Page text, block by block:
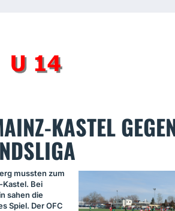
KASTEL
mussten zum
Kastel. Bei
sahen die
Spiel. DerOFC